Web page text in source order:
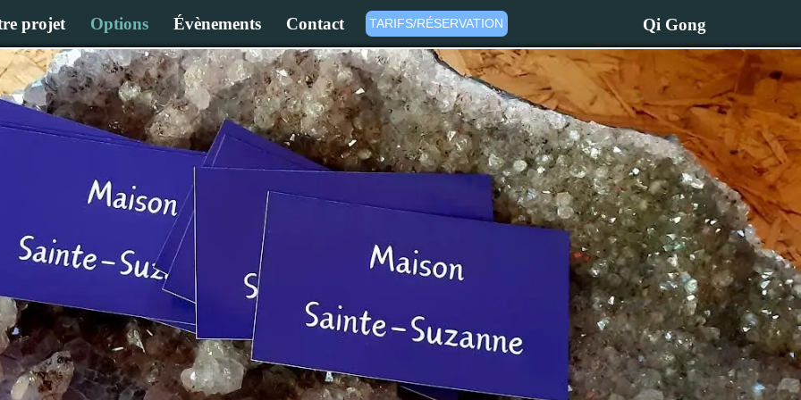
projet Options Évènements Contact TARIFS/RÉSERVATION Qi Gong